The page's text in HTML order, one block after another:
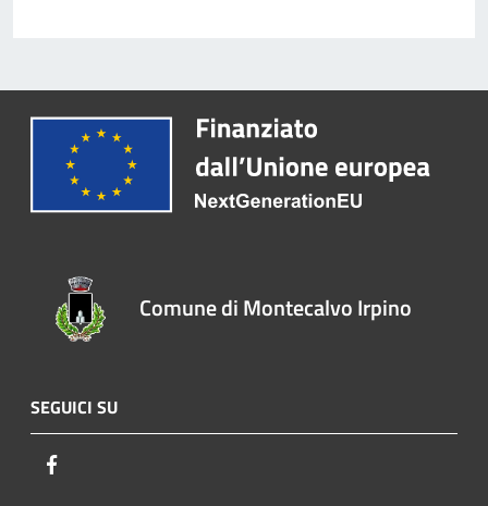
Comune di Montecalvo Irpino
SEGUICI SU